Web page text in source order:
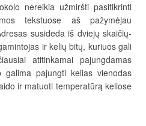
nereikia užmiršti pasitikrinti
tekstuose aš pažymėjau
susideda iš dviejų skaičių-
ir kelių bitų, kuriuos gali
atitinkamai pajungdamas
galima pajungti kelias vienodas
ir matuoti temperatūrą keliose